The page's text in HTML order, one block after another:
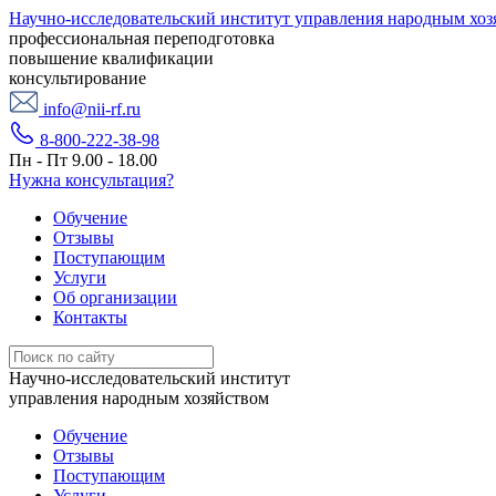
Научно-исследовательский институт управления народным
профессиональная переподготовка
повышение квалификации
консультирование
info@nii-rf.ru
8-800-222-38-98
Пн - Пт 9.00 - 18.00
Нужна консультация?
Обучение
Отзывы
Поступающим
Услуги
Об организации
Контакты
Научно-исследовательский институт
управления народным хозяйством
Обучение
Отзывы
Поступающим